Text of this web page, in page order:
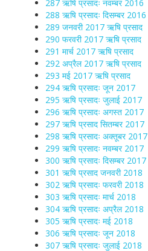
287 ऋषि प्रसादः नवम्बर 2016
288 ऋषि प्रसादः दिसम्बर 2016
289 जनवरी 2017 ऋषि प्रसाद
290 फरवरी 2017 ऋषि प्रसाद
291 मार्च 2017 ऋषि प्रसाद
292 अप्रैल 2017 ऋषि प्रसाद
293 मई 2017 ऋषि प्रसाद
294 ऋषि प्रसादः जून 2017
295 ऋषि प्रसादः जुलाई 2017
296 ऋषि प्रसादः अगस्त 2017
297 ऋषि प्रसाद सितम्बर 2017
298 ऋषि प्रसादः अक्तूबर 2017
299 ऋषि प्रसादः नवम्बर 2017
300 ऋषि प्रसादः दिसम्बर 2017
301 ऋषि प्रसाद जनवरी 2018
302 ऋषि प्रसादः फरवरी 2018
303 ऋषि प्रसादः मार्च 2018
304 ऋषि प्रसादः अप्रैल 2018
305 ऋषि प्रसादः मई 2018
306 ऋषि प्रसादः जून 2018
307 ऋषि प्रसादः जुलाई 2018